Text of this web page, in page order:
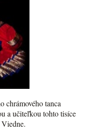
chrámového tanca
a učiteľkou tohto tisíce